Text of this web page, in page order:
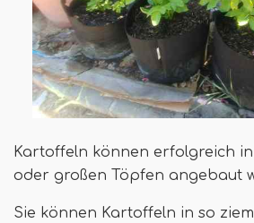
Kartoffeln können erfolgreich in
oder großen Töpfen angebaut
Sie können Kartoffeln in so